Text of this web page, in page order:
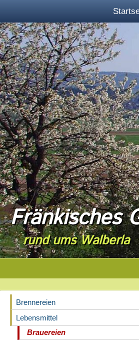
Fränkisches
rund ums Walberla
Brennereien
Lebensmittel
Brauereien